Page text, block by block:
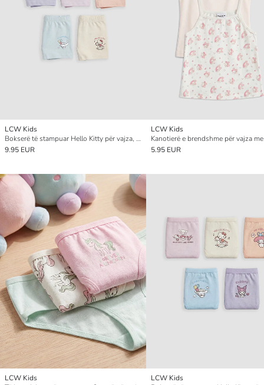
LCW Kids
Bokserë të stampuar Hello Kitty për vajza, pesë-pako
9.95 EUR
LCW Kids
5.95 EUR
LCW Kids
LCW Kids